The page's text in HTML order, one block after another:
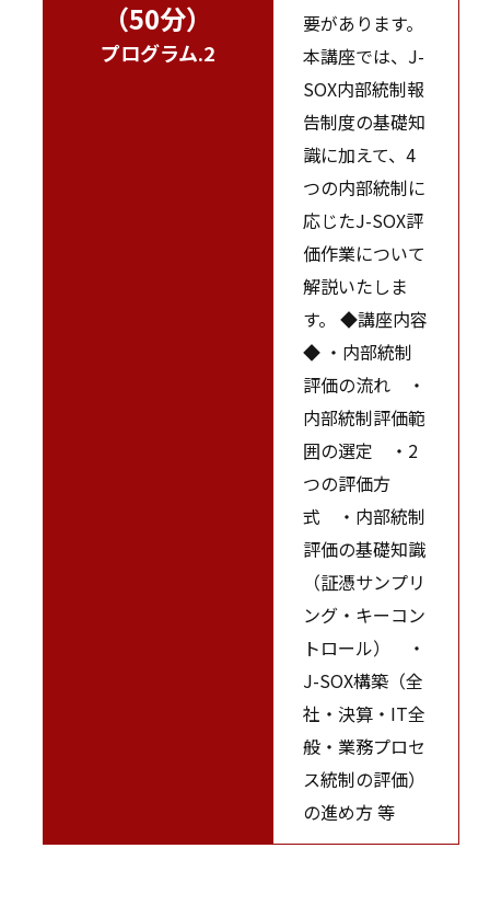
（50分）
プログラム.2
要があります。
本講座では、J-
SOX内部統制報
告制度の基礎知
識に加えて、4
つの内部統制に
応じたJ-SOX評
価作業について
解説いたしま
す。 ◆講座内容
◆ ・内部統制
評価の流れ ・
内部統制評価範
囲の選定 ・2
つの評価方
式 ・内部統制
評価の基礎知識
（証憑サンプリ
ング・キーコン
トロール） ・
J-SOX構築（全
社・決算・IT全
般・業務プロセ
ス統制の評価）
の進め方 等